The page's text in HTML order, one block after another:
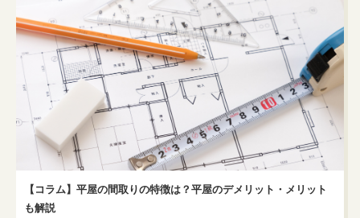
【コラム】平屋の間取りの特徴は？平屋のデメリット・メリット
も解説